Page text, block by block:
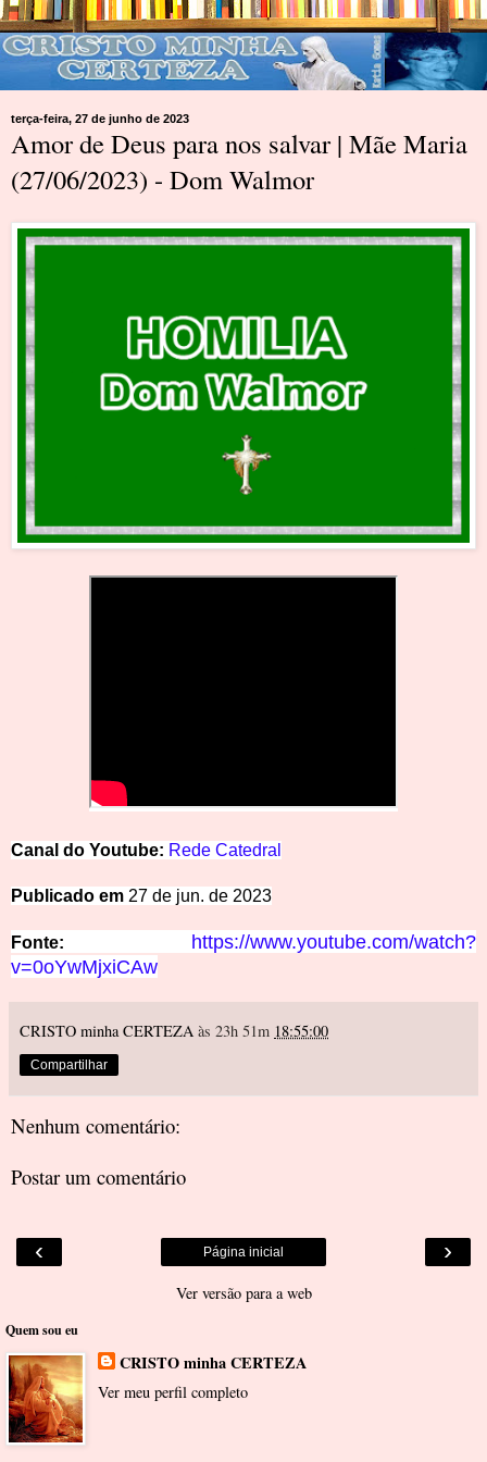
terça-feira, 27 de junho de 2023
Amor de Deus para nos salvar | Mãe Maria
(27/06/2023) - Dom Walmor
Canal do Youtube: Rede Catedral
Publicado em 27 de jun. de 2023
Fonte:
https://www.youtube.com/watch?
v=0oYwMjxiCAw
CRISTO minha CERTEZA às 23h 51m 18:55:00
Compartilhar
Nenhum comentário:
Postar um comentário
‹ ›
Página inicial
Ver versão para a web
Quem sou eu
CRISTO minha CERTEZA
Ver meu perfil completo